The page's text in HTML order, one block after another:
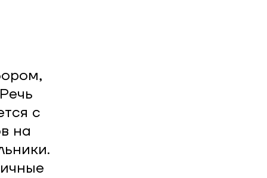
с
на